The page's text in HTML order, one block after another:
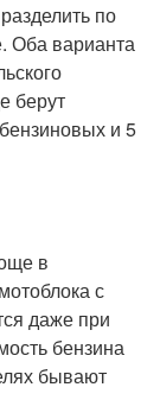
по
Оба варианта
берут
и 5
в
с
даже при
бензина
бывают